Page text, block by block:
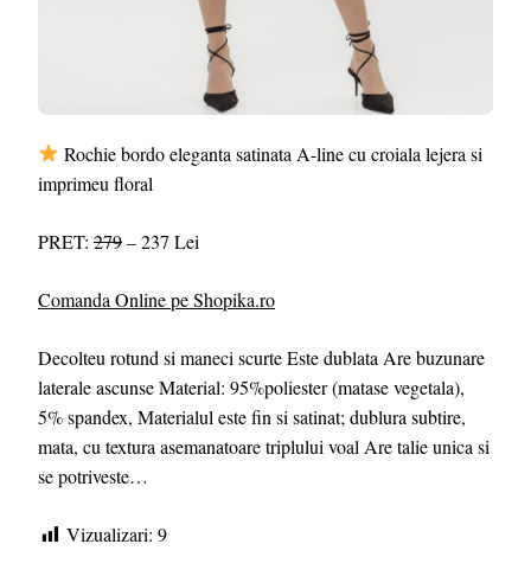
Rochie bordo eleganta satinata A-line cu croiala lejera si
imprimeu floral
PRET: 279– 237 Lei
Comanda Online pe Shopika.ro
Decolteu rotund si maneci scurte Este dublata Are buzunare
laterale ascunse Material: 95%poliester (matase vegetala),
5% spandex, Materialul este fin si satinat; dublura subtire,
mata, cu textura asemanatoare triplului voal Are talie unica si
se potriveste…
Vizualizari: 9